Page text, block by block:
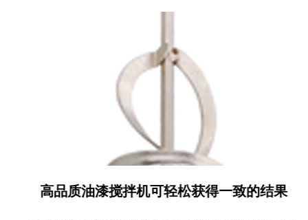
力。公司还致力于永无止境的产品创新，积极向多元化国际
业务迈进，以应对市场的不断变化和挑战。
高品质油漆搅拌机可轻松获得一致的结果